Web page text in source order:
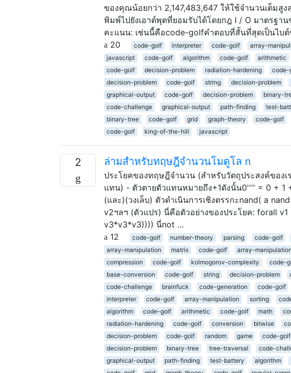
ของคุณน้อยกว่า 2,147,483,647 ให้ใช้จำนวนเต็มสู
พิมพ์ไปยังเอาต์พุตที่ยอมรับได้โดยกฎ I / O มาตรฐา
คะแนน: เช่นนี้คือcode-golfคำตอบที่สั้นที่สุดเป็นไบ
20
code-golf interpreter code-golf array-
javascript
code-golf algorithm code-golf arithmetic
code-golf
decision-problem radiation-hardening code-
decision-problem
code-golf string decision-problem
graphical-output
code-golf decision-problem binary-
code-challenge
graphical-output path-finding test-
binary-tree
code-golf grid graph-theory code-golf
code-golf
king-of-the-hill javascript
2 ล่ามสำหรับทฤษฎีจำนวนโมดูโล n
ประโยคของทฤษฎีจำนวน (สำหรับวัตถุประสงค์ของ
แทน) - ตัวตายตัวแทนหมายถึง+1ดังนั้น0'''' = 0 + 1
(และ)(วงเล็บ) ตัวดำเนินการเชิงตรรกะnand( a
v2ฯลฯ (ตัวแปร) นี่คือตัวอย่างของประโยค: forall
v3*v3*v3)))) นี่not …
12
code-golf number-theory parsing code-golf
array-manipulation
matrix code-golf array-manipulation
compression
code-golf kolmogorov-complexity code-
base-conversion
code-golf string decision-problem
code-challenge
brainfuck code-generation code-golf
interpreter
code-golf array-manipulation sorting
algorithm
code-golf arithmetic code-golf math
radiation-hardening
code-golf conversion bitwise
decision-problem
code-golf random game code-golf
decision-problem
binary-tree tree-traversal code-
graphical-output
path-finding test-battery algorithm